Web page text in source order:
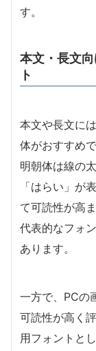
す。
本文・長文
ト
本文や長文に
体がおすすめで
明朝体は線の
「はらい」が
て可読性が高ま
代表的なフォ
あります。
一方で、PCの
可読性が高く
用フォントと